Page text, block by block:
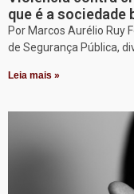
que é a sociedade
Por Marcos Aurélio Ruy
de Segurança Pública,
Leia mais »